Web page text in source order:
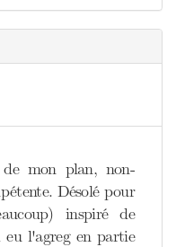
de mon plan, non-
Désolé pour
inspiré de
l'agreg en partie